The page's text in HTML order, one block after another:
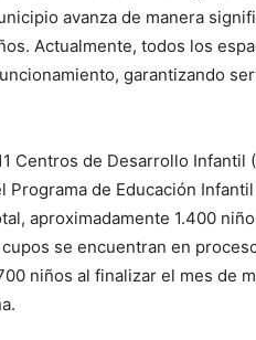
avanza de manera
Actualmente, todos los
garantizando
Centros de Desarrollo
Programa de Educación
aproximadamente 1.400
se encuentran en
niños al finalizar el mes de